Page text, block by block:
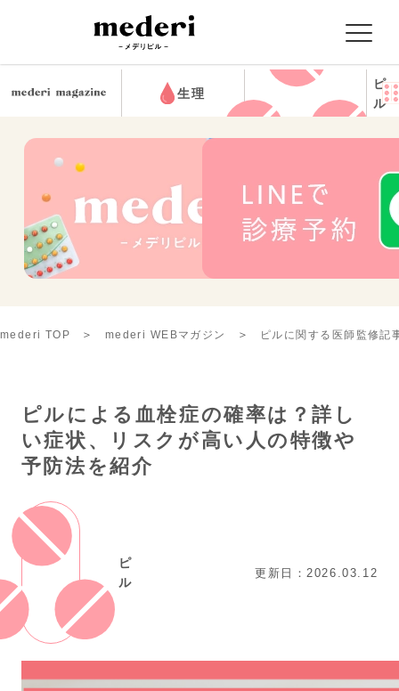
生理
ピ
ル
mederi TOP mederi WEBマガジン ピルに関する医師監修記
ピルによる血栓症の確率は？詳し
い症状、リスクが高い人の特徴や
予防法を紹介
ピ
ル
更新日：2026.03.12